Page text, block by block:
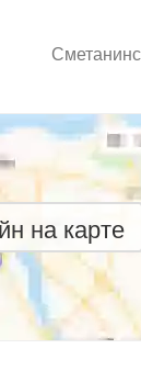
на карте